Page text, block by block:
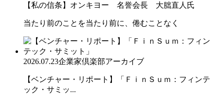
【私の信条】オンキヨー 名誉会長 大朏直人氏
当たり前のことを当たり前に、倦むことなく
2026.07.23企業家倶楽部アーカイブ
【ベンチャー・リポート】「ＦｉｎＳｕｍ：フィンテ
ック・サミッ...